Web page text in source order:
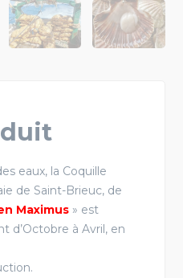
eaux, la Coquille
de Saint-Brieuc, de
Maximus » est
d’Octobre à Avril, en